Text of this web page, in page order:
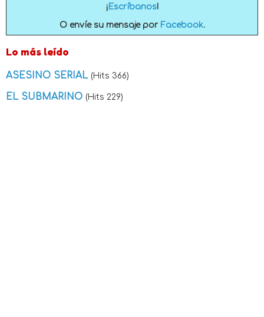
¡ Escríbanos!
O envíe su mensaje por Facebook.
Lo más leído
ASESINO SERIAL (Hits 366)
EL SUBMARINO (Hits 229)